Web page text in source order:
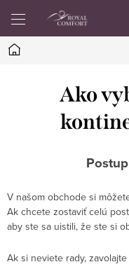
obsah
Domov
Ako
V našom obchode si
Ak chcete zostaviť celú
aby ste sa uistili, že ste si
Ak si neviete rady,